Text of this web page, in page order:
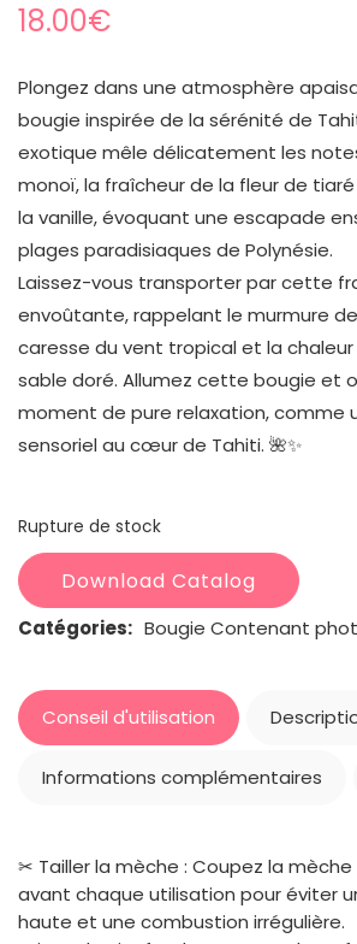
18.00€
Plongez dans une atmosphère
bougie inspirée de la sérénité de
exotique mêle délicatement les
monoï, la fraîcheur de la fleur de
la vanille, évoquant une escapade
plages paradisiaques de Polynésie.
Laissez-vous transporter par cette
envoûtante, rappelant le murmure
caresse du vent tropical et la
sable doré. Allumez cette bougie et
moment de pure relaxation, comme
sensoriel au cœur de Tahiti. 🌺✨
Rupture de stock
Download Catalog
Catégories: Bougie Contenant
Conseil d'utilisation
Informations complémentaires
✂ Tailler la mèche : Coupez la
avant chaque utilisation pour éviter
haute et une combustion irrégulière.